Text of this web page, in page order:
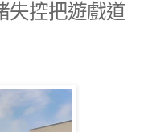
失控把遊戲道